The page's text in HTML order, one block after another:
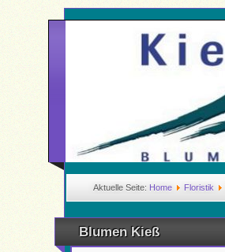
Aktuelle Seite: Home Floristik
Blumen Kieß